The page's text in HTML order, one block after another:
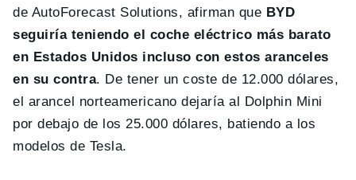
de AutoForecast Solutions, afirman que BYD
seguiría teniendo el coche eléctrico más barato
en Estados Unidos incluso con estos aranceles
en su contra. De tener un coste de 12.000 dólares,
el arancel norteamericano dejaría al Dolphin Mini
por debajo de los 25.000 dólares, batiendo a los
modelos de Tesla.